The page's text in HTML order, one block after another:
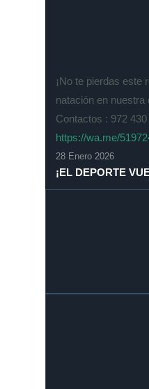
¡No te pierdas este
natación en nuestra
Contactos : 972 430
https://wa.me/
28 Enero 2026
¡EL DEPORTE